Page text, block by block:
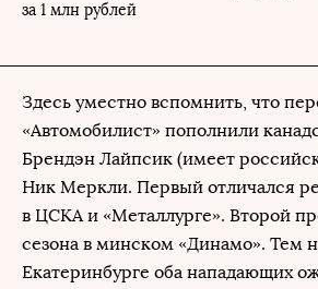
за 1 млн рублей
Здесь уместно вспомнить, что
«Автомобилист» пополнили
Брендэн Лайпсик (имеет
Ник Меркли. Первый отличался
в ЦСКА и «Металлурге». Второй
сезона в минском «Динамо». Тем
Екатеринбурге оба нападающих